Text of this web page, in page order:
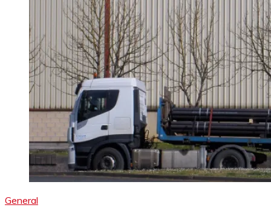
General